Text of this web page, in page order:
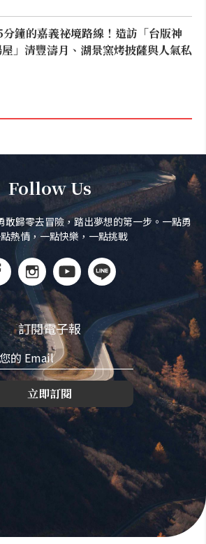
鐘的嘉義祕境路線！造訪「台版神
」清豐濤月、湖景窯烤披薩與人氣私
Follow Us
敢歸零去冒險，踏出夢想的第一步。一點勇
熱情，一點快樂，一點挑戰
訂閱電子報
立即訂閱